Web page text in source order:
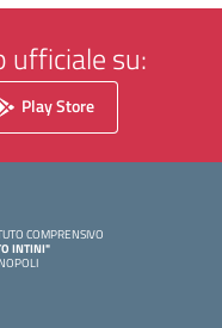
ufficiale su:
Play Store
COMPRENSIVO
INTINI"